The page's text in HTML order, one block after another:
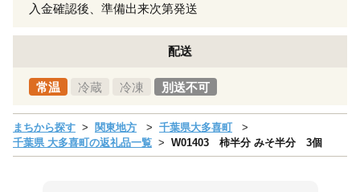
入金確認後、準備出来次第発送
配送
常温 冷蔵 冷凍 別送不可
まちから探す 関東地方
千葉県大多喜町
千葉県 大多喜町の返礼品一覧
W01403 柿半分 みそ半分 3個